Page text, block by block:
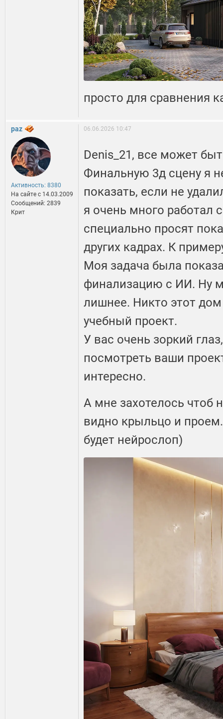
просто для сравнения
paz
Активность: 8380
На сайте c 14.03.2009
Сообщений: 2839
Крит
06.06.2026 10:47
Denis_21, все может
Финальную 3д сцену я
показать, если не
я очень много работал
специально просят
других кадрах. К
Моя задача была
финализацию с ИИ. Ну
лишнее. Никто этот дом
учебный проект.
У вас очень зоркий
посмотреть ваши
интересно.
А мне захотелось чтоб
видно крыльцо и
будет нейрослоп)